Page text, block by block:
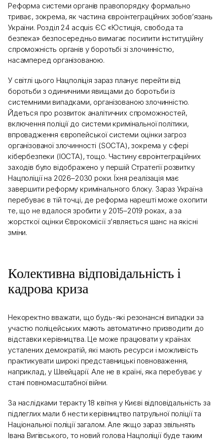
Реформа системи органів правопорядку формально
триває, зокрема, як частина євроінтеграційних зобов’язань
України. Розділ 24 acquis ЄС «Юстиція, свобода та
безпека» безпосередньо вимагає посилити інституційну
спроможність органів у боротьбі зі злочинністю,
насамперед організованою.
У світлі цього Нацполіція зараз планує перейти від
боротьби з одиничними явищами до боротьби із
системними випадками, організованою злочинністю.
Йдеться про розвиток аналітичних спроможностей,
включення поліції до системи кримінальної політики,
впровадження європейської системи оцінки загроз
організованої злочинності (SOCTA), зокрема у сфері
кібербезпеки (IOCTA), тощо. Частину євроінтеграційних
заходів було відображено у першій Стратегії розвитку
Нацполіції на 2026–2030 роки. Їхня реалізація має
завершити реформу кримінального блоку. Зараз Україна
перебуває в тій точці, де реформа нарешті може охопити
те, що не вдалося зробити у 2015–2019 роках, а за
жорсткої оцінки Єврокомісії з’являється шанс на якісні
зміни.
Колективна відповідальність і
кадрова криза
Некоректно вважати, що будь-які резонансні випадки за
участю поліцейських мають автоматично призводити до
відставки керівництва. Це може працювати у країнах
усталених демократій, які мають ресурси і можливість
практикувати широкі представницькі повноваження,
наприклад, у Швейцарії. Але не в країні, яка перебуває у
стані повномасштабної війни.
За наслідками теракту 18 квітня у Києві відповідальність за
підлеглих мали б нести керівництво патрульної поліції та
Національної поліції загалом. Але якщо зараз звільнять
Івана Вигівського, то новий голова Нацполіції буде таким